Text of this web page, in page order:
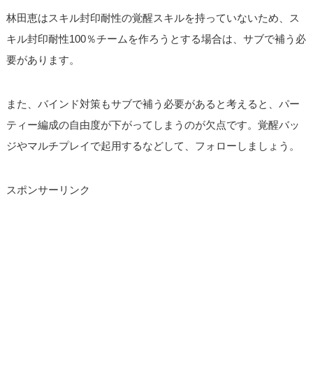
林田恵はスキル封印耐性の覚醒スキルを持っていないため、ス
キル封印耐性100％チームを作ろうとする場合は、サブで補う必
要があります。
また、バインド対策もサブで補う必要があると考えると、パー
ティー編成の自由度が下がってしまうのが欠点です。覚醒バッ
ジやマルチプレイで起用するなどして、フォローしましょう。
スポンサーリンク